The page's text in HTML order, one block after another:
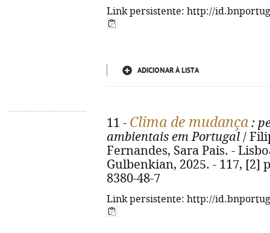
Link persistente: http://
ADICIONAR À LISTA
11 - Clima de mudança :
ambientais em Portugal /
Fernandes, Sara Pais. -
Gulbenkian, 2025. - 117, [2]
8380-48-7
Link persistente: http://